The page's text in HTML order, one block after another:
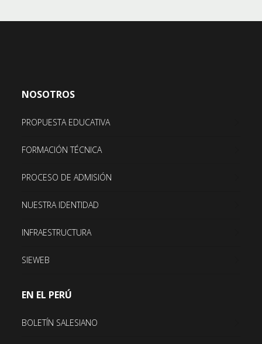
NOSOTROS
PROPUESTA EDUCATIVA
FORMACIÓN TÉCNICA
PROCESO DE ADMISIÓN
NUESTRA IDENTIDAD
INFRAESTRUCTURA
SIEWEB
EN EL PERÚ
BOLETÍN SALESIANO